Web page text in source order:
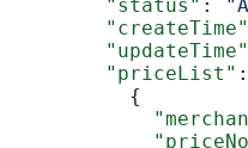
        "status"
:
        "createTime"
        "updateTime"
        "priceList"
          {